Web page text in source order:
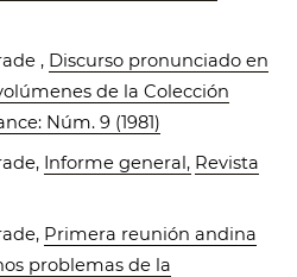
, Discurso pronunciado en
de la Colección
Núm. 9 (1981)
Informe general, Revista
Primera reunión andina
problemas de la